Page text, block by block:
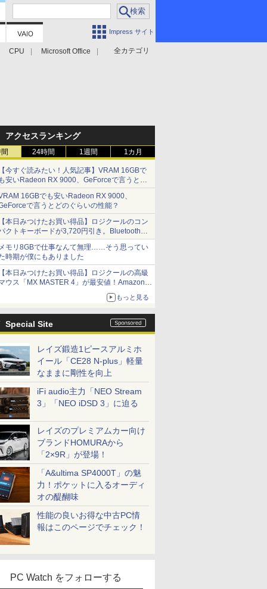
Impress サイト
全カテゴリ
CPU Microsoft Office
アクセスランキング
24時間 1週間 1カ月
今すぐ読みたい！人気記事】VRAM 16GBで
安いRadeon RX 9000、GeForceで言うとど
ぐらいの性能？ - PC Watch
16GBでも安いRadeon RX 9000、
で言うとどのぐらいの性能？
本日みつけたお買い得品】ロジクールのコン
クトキーボードが3,720円引き。Bluetoothで3
接続対応
モリ8GBで仕事なんて無理……そう思ってい
時期が僕にもありました
本日みつけたお買い得品】ロジクールの高級
ウス「MX MASTER 4」が最安値！Amazonで
もっと見る
Special Site
レイズ鍛造1ピースアルミホ
イール「CE28 N-plus」軽量
なままに剛性を向上
iFi audio主力「NEO Stream
3」「NEO iDSD 3」に迫る
レイズのプレミアムカー向け
ブランドHOMURAから
「2×9R」が登場！
「A&ultima SP4000T」の魅
力！ポケットに入るオーディ
オの醍醐味
性能の良いお得な中古PC情
報はこのページでチェック！
PC Watch をフォローする